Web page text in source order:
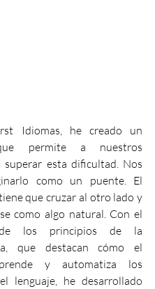
Idiomas, he creado un
permite a nuestros
superar esta dificultad. Nos
como un puente. El
que cruzar al otro lado y
como algo natural. Con el
de los principios de la
que destacan cómo el
y automatiza los
lenguaje, he desarrollado